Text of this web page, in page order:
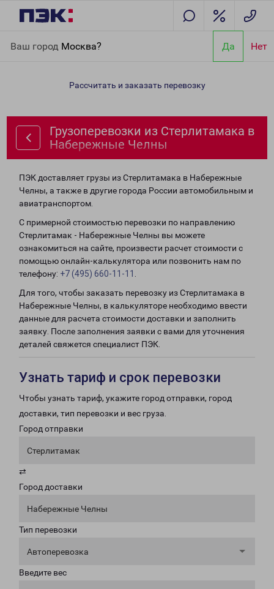
Ваш город Москва? Да Нет
Набережные Челны
Рассчитать и заказать перевозку
Грузоперевозки из Стерлитамака в
Набережные Челны
ПЭК доставляет грузы из Стерлитамака в Набережные
Челны, а также в другие города России автомобильным и
авиатранспортом.
С примерной стоимостью перевозки по направлению
Стерлитамак - Набережные Челны вы можете
ознакомиться на сайте, произвести расчет стоимости с
помощью онлайн-калькулятора или позвонить нам по
телефону: +7 (495) 660-11-11
Для того, чтобы заказать перевозку из Стерлитамака в
Набережные Челны, в калькуляторе необходимо ввести
данные для расчета стоимости доставки и заполнить
заявку. После заполнения заявки с вами для уточнения
деталей свяжется специалист ПЭК.
Узнать тариф и срок перевозки
Чтобы узнать тариф, укажите город отправки, город
доставки, тип перевозки и вес груза.
Город отправки
Стерлитамак
⇄
Город доставки
Набережные Челны
Тип перевозки
Автоперевозка
Введите вес